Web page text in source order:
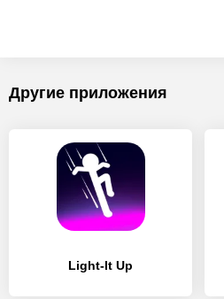
Другие приложения
Light-It Up